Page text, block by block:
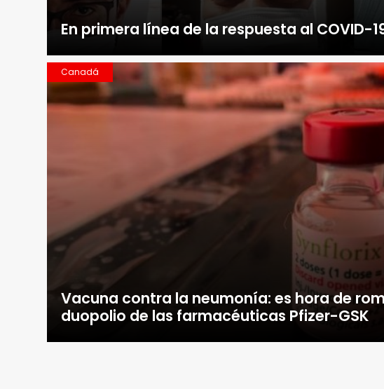
En primera línea de la respuesta al COVID-
Canadá
Vacuna contra la neumonía: es hora de
duopolio de las farmacéuticas Pfizer-GSK